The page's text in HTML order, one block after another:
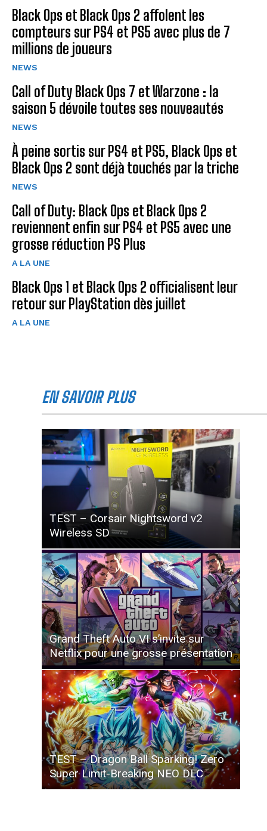
Black Ops et Black Ops 2 affolent les
compteurs sur PS4 et PS5 avec plus de 7
millions de joueurs
NEWS
Call of Duty Black Ops 7 et Warzone : la
saison 5 dévoile toutes ses nouveautés
NEWS
À peine sortis sur PS4 et PS5, Black Ops et
Black Ops 2 sont déjà touchés par la triche
NEWS
Call of Duty: Black Ops et Black Ops 2
reviennent enfin sur PS4 et PS5 avec une
grosse réduction PS Plus
A LA UNE
Black Ops 1 et Black Ops 2 officialisent leur
retour sur PlayStation dès juillet
A LA UNE
EN SAVOIR PLUS
TEST – Corsair Nightsword v2
Wireless SD
Grand Theft Auto VI s’invite sur
Netflix pour une grosse présentation
TEST – Dragon Ball Sparking! Zero
Super Limit-Breaking NEO DLC